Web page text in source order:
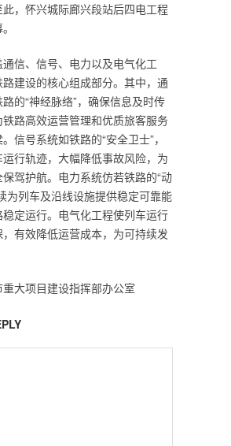
，怀兴城际廊兴段站后四电工程
信、信号、电力以及电气化工
建设的核心组成部分。其中，通
的“神经脉络”，确保信息及时传
路高效运营管理和优质旅客服务
信号系统如铁路的“安全卫士”，
行轨迹，大幅降低事故风险，为
驾护航。电力系统仿若铁路的“动
为列车及沿线设施提供稳定可靠能
定运行。电气化工程使列车运行
有效降低运营成本，为可持续发
大项目建设指挥部办公室